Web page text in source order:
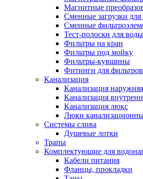
Новости и Акции
Оплата и доставка
Сервис-центр
Адреса Сервис-центров
Обмен и возврат товара
Вакансии
Магнитные
Сменные загрузки для
Сменные
Тест-полоски для воды
Фильтры на кран
Фильтры под мойку
Фильтры-кувшины
Фитинги для фильтров
Канализация
Канализация наружняя
Канализация
Канализация люкс
Люки
Системы слива
Душевые лотки
Трапы
Комплектующие для
Кабели питания
Фланцы, прокладки